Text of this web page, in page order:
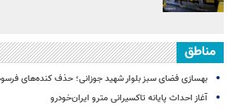
مناطق
بهسازی فضای سبز بلوار شهید جوزانی؛ حذف کنده‌های
آغاز احداث پایانه تاکسیرانی مترو ایران‌خودرو